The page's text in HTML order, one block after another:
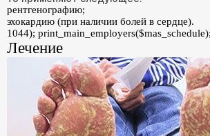
рентгенографию;
эхокардию (при наличии болей в сердце).
1044);
Лечение